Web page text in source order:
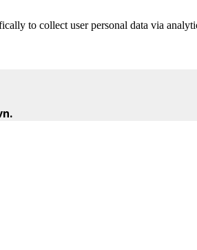
to collect user personal data via